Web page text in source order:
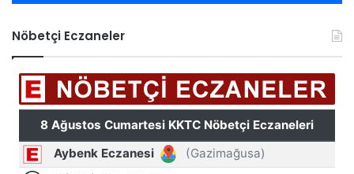
Nöbetçi Eczaneler